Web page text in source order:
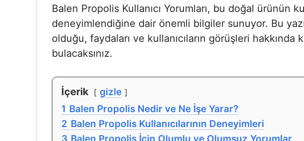
Balen Propolis Kullanıcı Yorumları​, bu doğal ürünün
deneyimlendiğine dair önemli bilgiler sunuyor. Bu
olduğu, faydaları ve kullanıcıların görüşleri hakkında
bulacaksınız.
İçerik
gizle
1 Balen Propolis Nedir ve Ne İşe Yarar?
2 Balen Propolis Kullanıcılarının Deneyimleri